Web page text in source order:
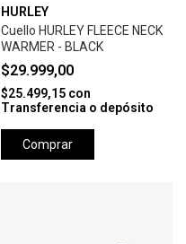
HURLEY
Cuello HURLEY FLEECE NECK
WARMER - BLACK
$29.999,00
$25.499,15 con
Transferencia o depósito
Comprar